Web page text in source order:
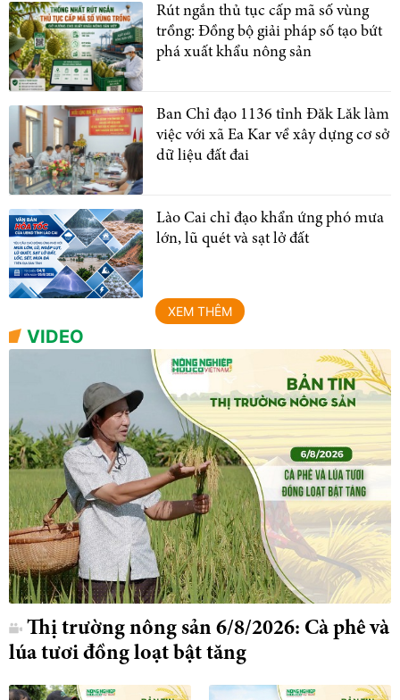
Rút ngắn thủ tục cấp mã số vùng
trồng: Đồng bộ giải pháp số tạo bứt
phá xuất khẩu nông sản
Ban Chỉ đạo 1136 tỉnh Đăk Lăk làm
việc với xã Ea Kar về xây dựng cơ sở
dữ liệu đất đai
Lào Cai chỉ đạo khẩn ứng phó mưa
lớn, lũ quét và sạt lở đất
XEM THÊM
VIDEO
Thị trường nông sản 6/8/2026: Cà phê và
lúa tươi đồng loạt bật tăng